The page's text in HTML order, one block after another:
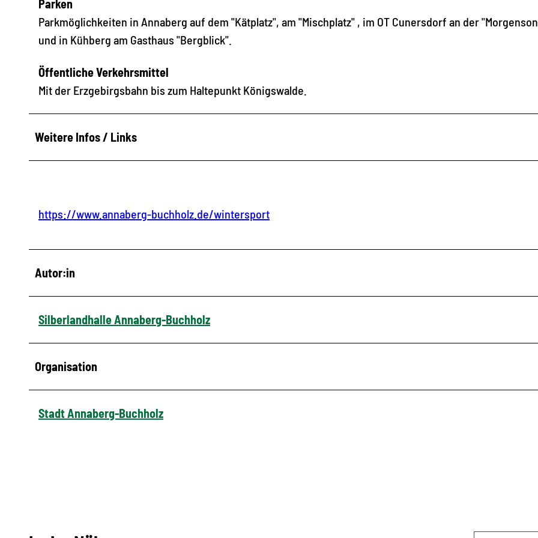
Parken
Parkmöglichkeiten in Annaberg auf dem "Kätplatz", am "Mischplatz" , im OT Cunersdorf an der
und in Kühberg am Gasthaus "Bergblick".
Öffentliche Verkehrsmittel
Mit der Erzgebirgsbahn bis zum Haltepunkt Königswalde.
Weitere Infos / Links
https://www.annaberg-buchholz.de/wintersport
Autor:in
Silberlandhalle Annaberg-Buchholz
Organisation
Stadt Annaberg-Buchholz